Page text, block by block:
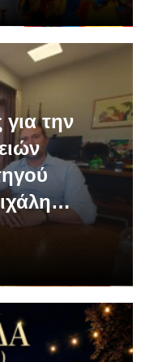
την